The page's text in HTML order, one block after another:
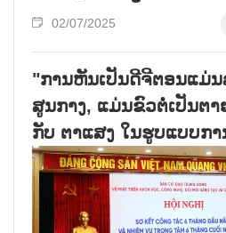
02/07/2025
"ການຫັນເປັນດີຈີຕອນແມ່
ສູນກາງ, ແມ່ນຂົວຕໍ່ເປັນຕ
ກັບ ຕາແສງ ໃນຮູບແບບກ